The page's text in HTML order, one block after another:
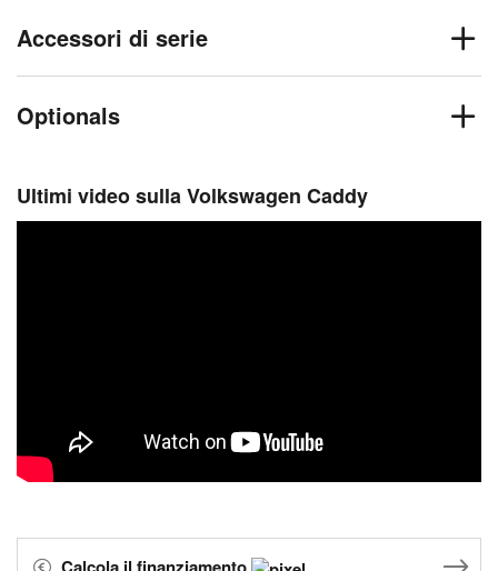
Accessori di serie
Optionals
Ultimi video sulla Volkswagen Caddy